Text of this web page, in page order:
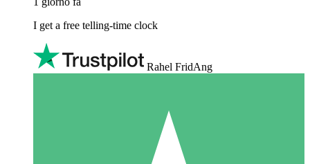
I get a free telling-time clock
Rahel FridAng